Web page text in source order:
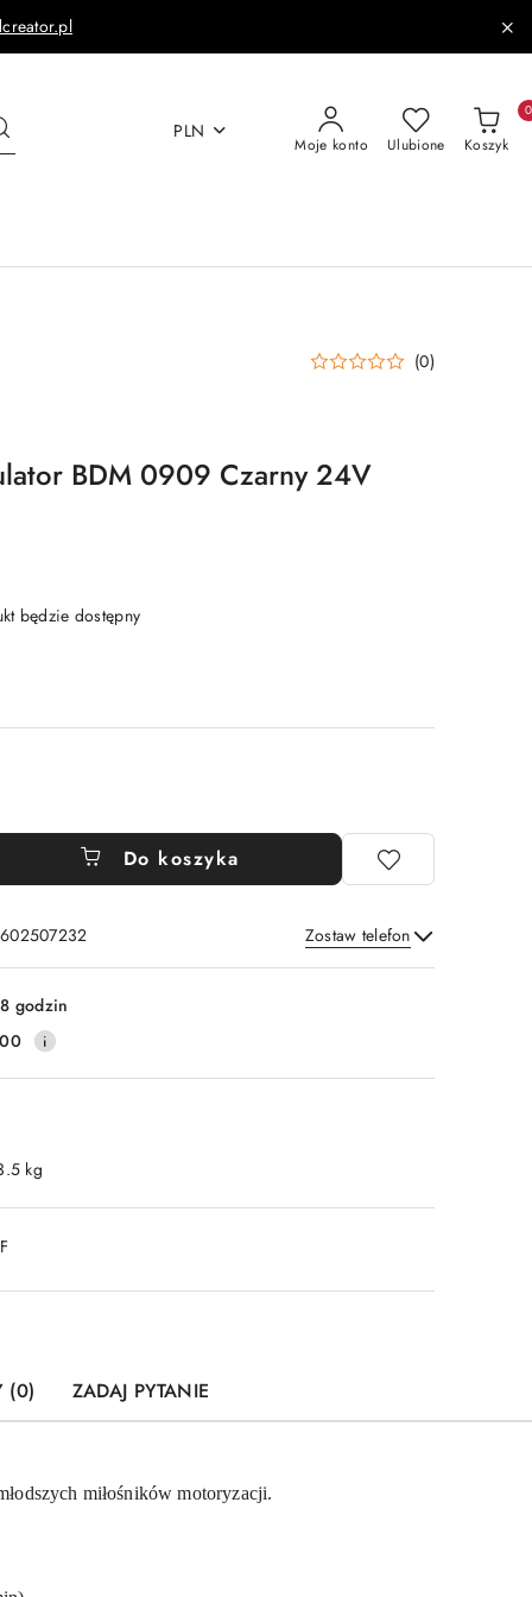
PLN
Moje konto Ulubione Koszyk
0
(0)
BDM 0909 Czarny 24V
będzie dostępny
Do koszyka
Zostaw telefon
Wyślij
godzin
kg
(0) ZADAJ PYTANIE
miłośników motoryzacji.